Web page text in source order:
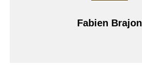
Fabien Brajon